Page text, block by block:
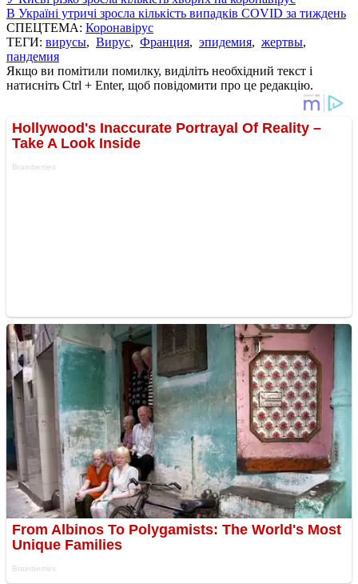
В Україні утричі зросла кількість випадків COVID за тиждень
СПЕЦТЕМА: Коронавірус
ТЕГИ: вирусы, Вирус, Франция, эпидемия, жертвы,
пандемия
Якщо ви помітили помилку, виділіть необхідний текст і
натисніть Ctrl + Enter, щоб повідомити про це редакцію.